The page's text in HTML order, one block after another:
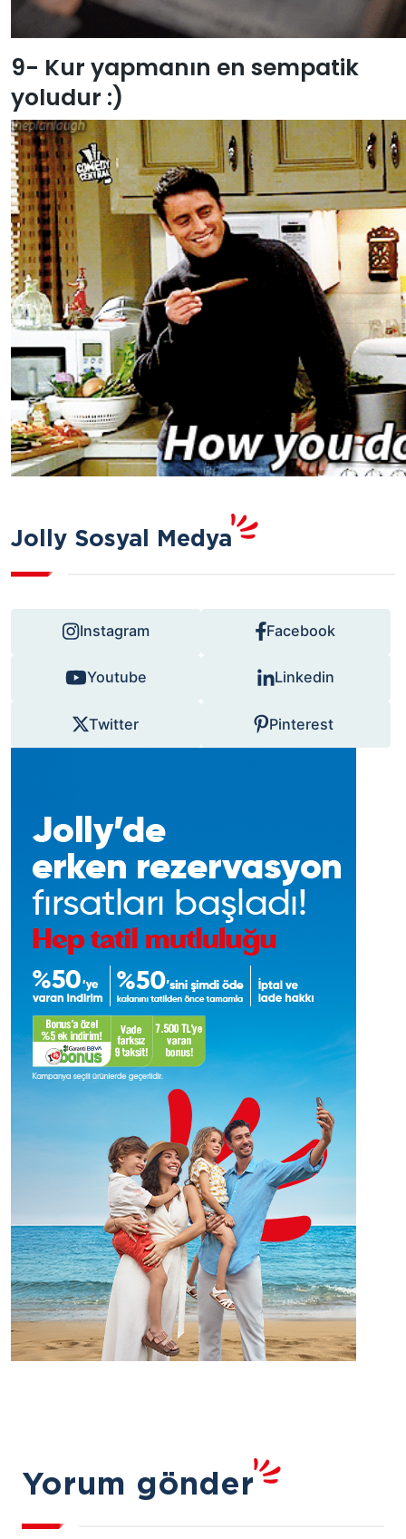
9- Kur yapmanın en sempatik
yoludur :)
Jolly Sosyal Medya
Instagram Facebook
Youtube Linkedin
Twitter Pinterest
Yorum gönder